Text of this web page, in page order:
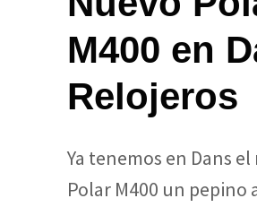
M400 en
Relojeros
Ya tenemos en Dans
Polar M400 un pepino